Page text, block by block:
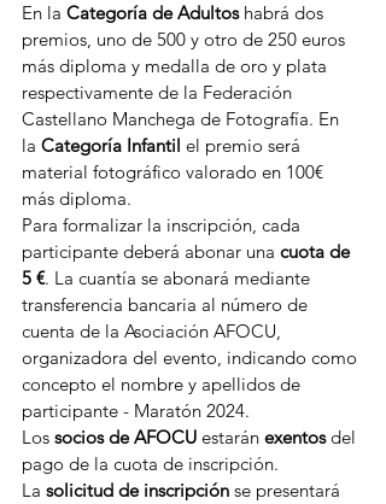
En la Categoría de Adultos habrá dos
premios, uno de 500 y otro de 250 euros
más diploma y medalla de oro y plata
respectivamente de la Federación
Castellano Manchega de Fotografía. En
la Categoría Infantil el premio será
material fotográfico valorado en 100€
más diploma.
Para formalizar la inscripción, cada
participante deberá abonar una cuota de
5 €. La cuantía se abonará mediante
transferencia bancaria al número de
cuenta de la Asociación AFOCU,
organizadora del evento, indicando como
concepto el nombre y apellidos de
participante - Maratón 2024.
Los socios de AFOCU estarán exentos del
pago de la cuota de inscripción.
La solicitud de inscripción se presentará